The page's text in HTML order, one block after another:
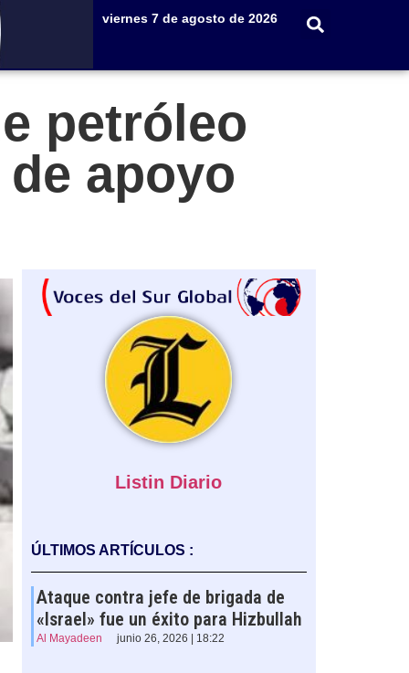
viernes 7 de agosto de 2026
petróleo
apoyo
Listin Diario
ÚLTIMOS ARTÍCULOS :
Ataque contra jefe de brigada de
«Israel» fue un éxito para Hizbullah
Al Mayadeen junio 26, 2026 | 18:22